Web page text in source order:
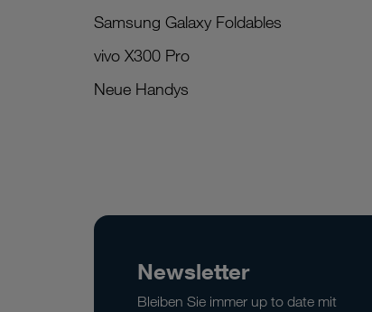
Samsung Galaxy Foldables
vivo X300 Pro
Neue Handys
Newsletter
Bleiben Sie immer up to date mit